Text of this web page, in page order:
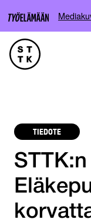
TIEDOTE